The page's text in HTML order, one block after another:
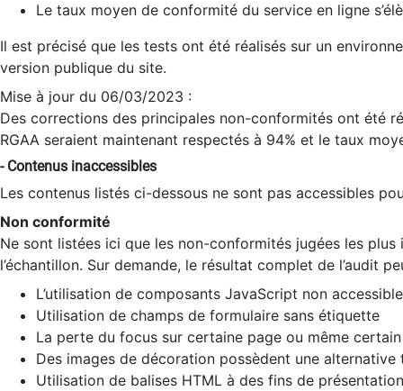
Le taux moyen de conformité du service en ligne
Il est précisé que les tests ont été réalisés sur un
version publique du site.
Mise à jour du 06/03/2023 :
Des corrections des principales non-conformités ont été
RGAA seraient maintenant respectés à 94% et le taux
- Contenus inaccessibles
Les contenus listés ci-dessous ne sont pas accessibles
Non conformité
Ne sont listées ici que les non-conformités jugées les
l’échantillon. Sur demande, le résultat complet de l’audit
L’utilisation de composants JavaScript non
Utilisation de champs de formulaire sans étiquette
La perte du focus sur certaine page ou même
Des images de décoration possèdent une alternative
Utilisation de balises HTML à des fins de